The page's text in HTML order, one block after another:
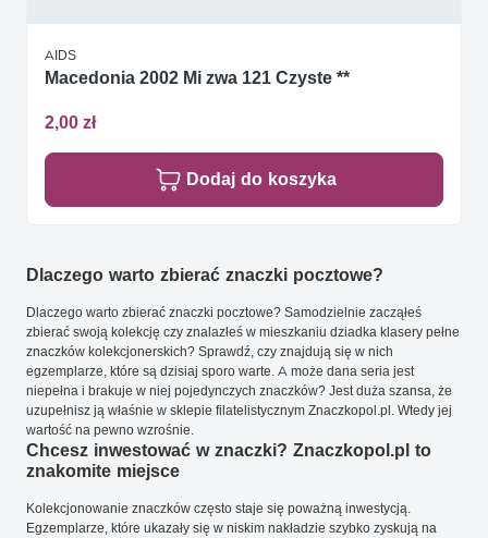
AIDS
Macedonia 2002 Mi zwa 121 Czyste **
2,00 zł
Dodaj do koszyka
Dlaczego warto zbierać znaczki pocztowe?
Dlaczego warto zbierać znaczki pocztowe? Samodzielnie zacząłeś
zbierać swoją kolekcję czy znalazłeś w mieszkaniu dziadka klasery pełne
znaczków kolekcjonerskich? Sprawdź, czy znajdują się w nich
egzemplarze, które są dzisiaj sporo warte. A może dana seria jest
niepełna i brakuje w niej pojedynczych znaczków? Jest duża szansa, że
uzupełnisz ją właśnie w sklepie filatelistycznym Znaczkopol.pl. Wtedy jej
wartość na pewno wzrośnie.
Chcesz inwestować w znaczki? Znaczkopol.pl to
znakomite miejsce
Kolekcjonowanie znaczków często staje się poważną inwestycją.
Egzemplarze, które ukazały się w niskim nakładzie szybko zyskują na